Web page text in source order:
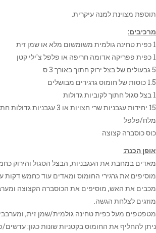
תוספת מצוינת למנה עיקרית.
מרכיבים:
1 כפית טחינה גולמית משומשום מלא או שמן זית
1 כפית פפריקה אדומה חריפה או פלפל צ'ילי קטן
5 גבעולים של בצל ירוק חתוך באורך 3 ס
1.5 כוסות של חומוס גרגירים מבושלים
1 בצל סגול חתוך לקוביות גדולות
15 יחידות עגבניות שרי חצויות או 3 עגבניות גדולות חתוכות לקוביות
מלח/פלפל
כוס כוסברה קצוצה
אופן הכנה:
מאדים במחבת את העגבניות, הבצל הסגול והירוק
מוסיפים את גרגירי החומוס ומאדים עוד כחמש דקות
מכבים את האש, מוסיפים את הכוסברה הקצוצה
מוזגים לצלחת הגשה.
מטפטפים מעל כפית טחינה גולמית/שמן זית,
ניתן להחליף את החומוס בקטניות שונות כגון: עדשים/